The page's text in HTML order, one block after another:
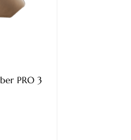
coafor - Barber PRO 3